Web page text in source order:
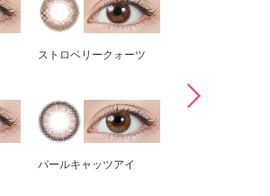
ストロベリークォーツ
パールキャッツアイ